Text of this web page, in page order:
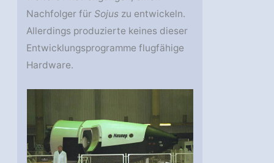
Nachfolger fürSojus zu entwickeln.
Allerdings produzierte keines dieser
Entwicklungsprogramme flugfähige
Hardware.